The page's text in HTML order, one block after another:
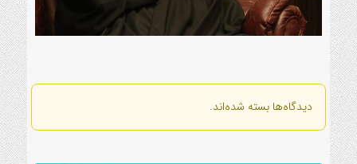
دیدگاه‌ها بسته شده‌اند.